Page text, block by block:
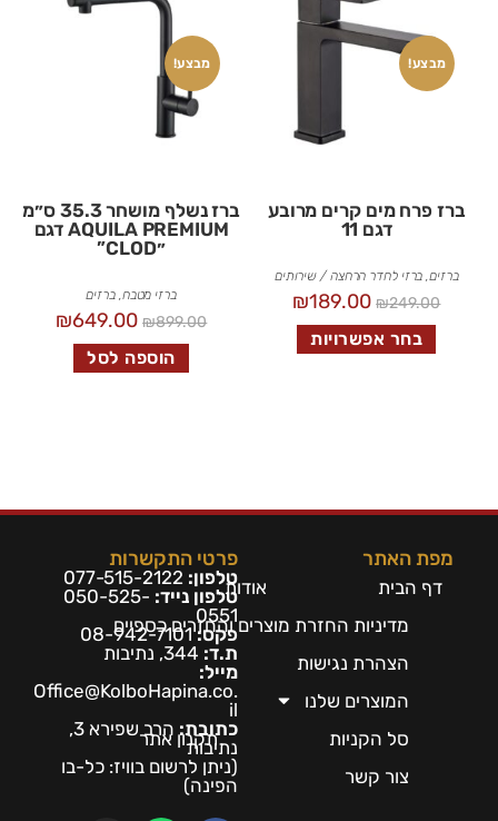
מבצע!
ברז פרח מים קרים מרובע
דגם 11
ברזים, ברזי לחדר הרחצה / שירותים
₪249.00
₪189.00
בחר אפשרויות
מבצע!
ברז נשלף מושחר 35.3 ס״מ
AQUILA PREMIUM דגם
״CLOD”
ברזי מטבח,ברזים
₪899.00
₪649.00
הוספה לסל
מפת האתר
דף הבית
אודות
מדיניות החזרת מוצרים והחזרים כספיים
הצהרת נגישות
המוצרים שלנו
סל הקניות
תקנון אתר
צור קשר
פרטי התקשרות
טלפון: 077-515-2122
טלפון נייד: 050-525-
0551
פקס:08-942-7101
ת.ד:
מייל:
Office@KolboHapina.co.
il
כתובת:
הרב שפירא 3,
נתיבות
(ניתן לרשום בוויז: כל-בו
הפינה)